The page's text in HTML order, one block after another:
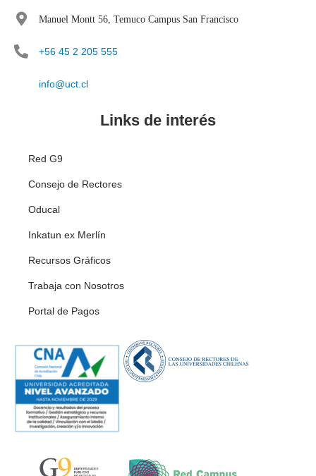
Manuel Montt 56, Temuco Campus San Francisco
+56 45 2 205 555
info@uct.cl
Links de interés
Red G9
Consejo de Rectores
Oducal
Inkatun ex Merlín
Recursos Gráficos
Trabaja con Nosotros
Portal de Pagos